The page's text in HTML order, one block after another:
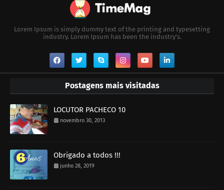
Lorem Ipsum is simply dummy text of the printing and typesetting
industry. Lorem Ipsum has been the industry's.
Postagens mais visitadas
LOCUTOR PACHECO 10
novembro 30, 2013
Obrigado a todos !!!
junho 28, 2019